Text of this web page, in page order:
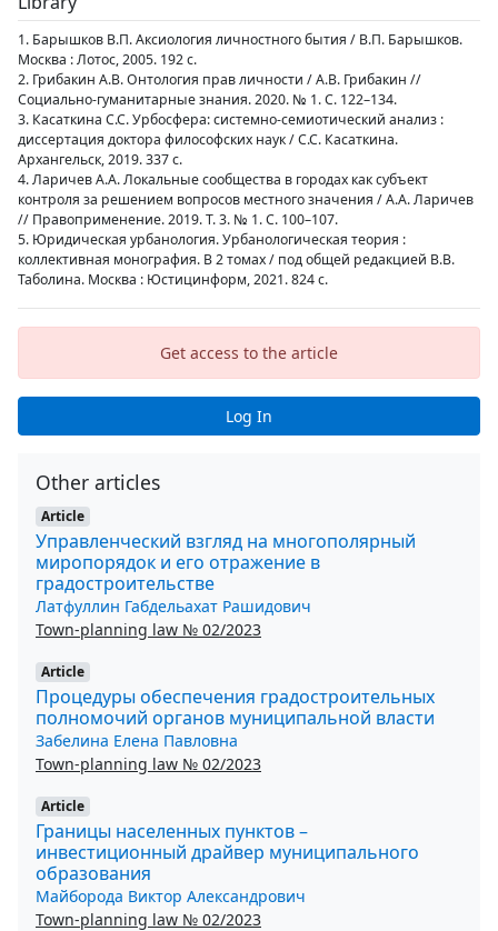
1. Барышков В.П. Аксиология личностного бытия / В.П. Барышков.
Москва : Лотос, 2005. 192 с.
2. Грибакин А.В. Онтология прав личности / А.В. Грибакин //
Социально-гуманитарные знания. 2020. № 1. С. 122–134.
3. Касаткина С.С. Урбосфера: системно-семиотический анализ :
диссертация доктора философских наук / С.С. Касаткина.
Архангельск, 2019. 337 с.
4. Ларичев А.А. Локальные сообщества в городах как субъект
контроля за решением вопросов местного значения / А.А. Ларичев
// Правоприменение. 2019. Т. 3. № 1. С. 100–107.
5. Юридическая урбанология. Урбанологическая теория :
коллективная монография. В 2 томах / под общей редакцией В.В.
Таболина. Москва : Юстицинформ, 2021. 824 с.
Get access to the article
Log In
Other articles
Article
Управленческий взгляд на многополярный
миропорядок и его отражение в
градостроительстве
Латфуллин Габдельахат Рашидович
Town-planning law № 02/2023
Article
Процедуры обеспечения градостроительных
полномочий органов муниципальной власти
Забелина Елена Павловна
Town-planning law № 02/2023
Article
Границы населенных пунктов –
инвестиционный драйвер муниципального
образования
Майборода Виктор Александрович
Town-planning law № 02/2023